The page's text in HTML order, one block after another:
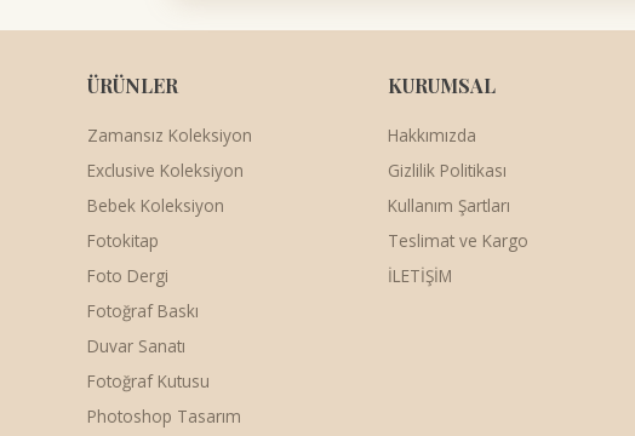
ÜRÜNLER
Zamansız Koleksiyon
Exclusive Koleksiyon
Bebek Koleksiyon
Fotokitap
Foto Dergi
Fotoğraf Baskı
Duvar Sanatı
Fotoğraf Kutusu
Photoshop Tasarım
KURUMSAL
Hakkımızda
Gizlilik Politikası
Kullanım Şartları
Teslimat ve Kargo
İLETİŞİM